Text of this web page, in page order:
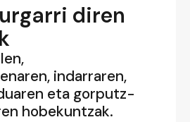
diren
indarraren,
eta gorputz-
hobekuntzak.